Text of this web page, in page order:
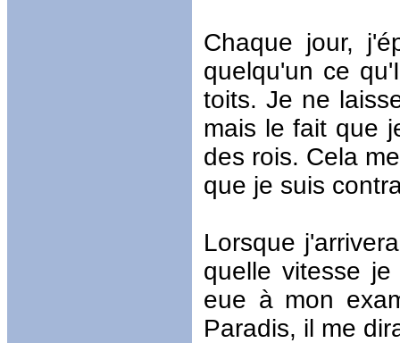
Chaque jour,
quelqu'un ce
toits. Je ne
mais le fait que
des rois. Cela
que je suis
Lorsque
quelle vitesse
eue à mon
Paradis, il me